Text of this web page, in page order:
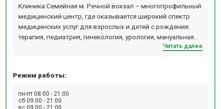
Клиника Семейная м. Речной вокзал – многопрофильный
медицинский центр, где оказывается широкий спектр
медицинских услуг для взрослых и детей с рождения:
терапия, педиатрия, гинекология, урология, мануальная
терапия, дерматология и косметология, проктология,
физиотерапия и т.д. В отделении проводятся следующие
эндоскопия, УЗИ, ЭКГ, эхокардиография, биопсия,
Читать далее
Режим работы:
пн-пт 08:00 - 21:00
сб 09:00 - 21:00
вс 09:00 - 21:00